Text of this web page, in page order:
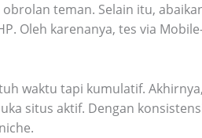
teman. Selain itu,
Oleh karenanya, tes via
waktu tapi kumulatif.
situs aktif. Dengan